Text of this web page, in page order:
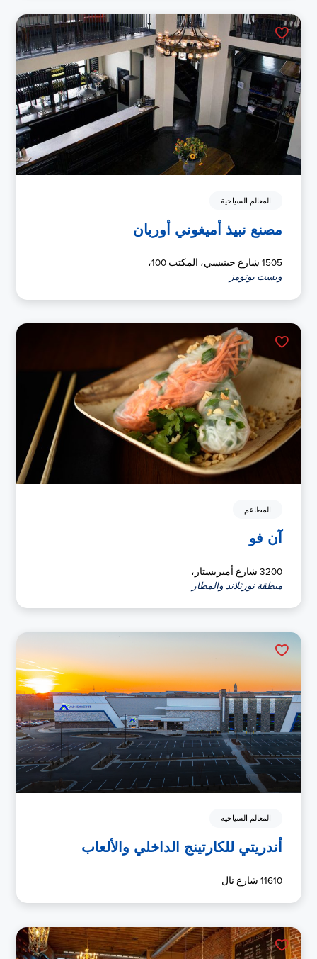
المعالم السياحية
مصنع نبيذ أميغوني أوربان
1505 شارع جينيسي، المكتب 100،
ويست بوتومز
المطاعم
آن فو
3200 شارع أميريستار،
منطقة نورثلاند والمطار
المعالم السياحية
أندريتي للكارتينج الداخلي والألعاب
11610 شارع نال